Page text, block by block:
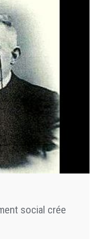
social crée